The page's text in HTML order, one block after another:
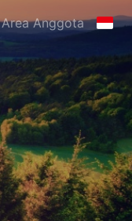
Area Anggota